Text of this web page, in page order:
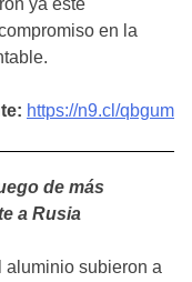
ya este
en la
https://n9.cl/qbgum
de más
a Rusia
aluminio subieron a